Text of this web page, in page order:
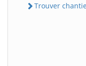
Trouver